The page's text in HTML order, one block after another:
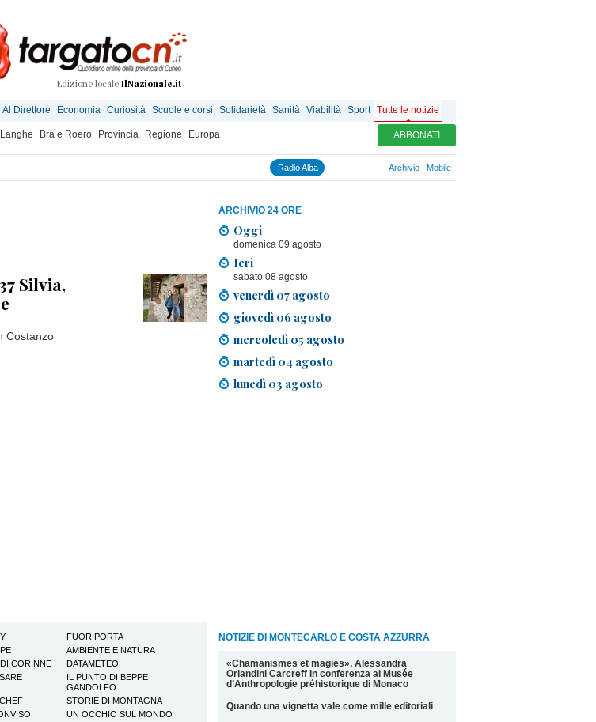
Edizione locale IlNazionale.it
Al Direttore Economia Curiosità Scuole e corsi Solidarietà Sanità Viabilità Sport Tutte le notizie
Bra e Roero Provincia Regione Europa ABBONATI
Radio Alba Archivio Mobile
ARCHIVIO 24 ORE
Oggi
domenica 09 agosto
Ieri
sabato 08 agosto
venerdì 07 agosto
giovedì 06 agosto
mercoledì 05 agosto
martedì 04 agosto
lunedì 03 agosto
NOTIZIE DI MONTECARLO E COSTA AZZURRA
«Chamanismes et magies», Alessandra
Orlandini Carcreff in conferenza al Musée
d’Anthropologie préhistorique di Monaco
Quando una vignetta vale come mille editoriali
Silvia,
Costanzo
FUORIPORTA
AMBIENTE E NATURA
CORINNE
DATAMETEO
IL PUNTO DI BEPPE
GANDOLFO
STORIE DI MONTAGNA
UN OCCHIO SUL MONDO